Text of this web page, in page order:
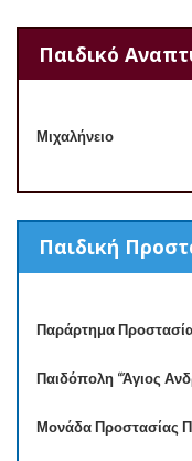
Παιδικό
Μιχαλήνειο
Παιδική
Παράρτημα
Παιδόπολη “Άγιος
Μονάδα Προστασίας